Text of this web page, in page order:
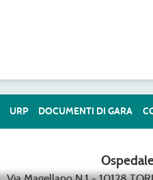
URP DOCUMENTI DI GARA